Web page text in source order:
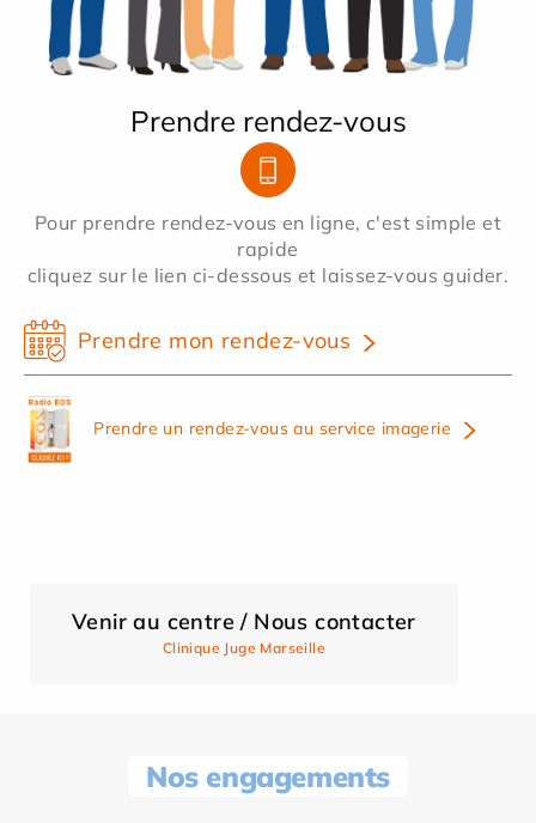
Prendre rendez-vous
Pour prendre rendez-vous en ligne, c'est simple et
rapide
cliquez sur le lien ci-dessous et laissez-vous guider.
Prendre mon rendez-vous
Prendre un rendez-vous au service imagerie
Venir au centre / Nous contacter
Clinique Juge Marseille
Nos engagements